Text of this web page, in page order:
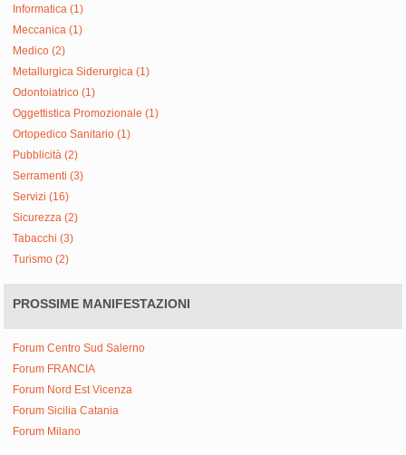
Informatica (1)
Meccanica (1)
Medico (2)
Metallurgica Siderurgica (1)
Odontoiatrico (1)
Oggettistica Promozionale (1)
Ortopedico Sanitario (1)
Pubblicità (2)
Serramenti (3)
Servizi (16)
Sicurezza (2)
Tabacchi (3)
Turismo (2)
PROSSIME MANIFESTAZIONI
Forum Centro Sud Salerno
Forum FRANCIA
Forum Nord Est Vicenza
Forum Sicilia Catania
Forum Milano